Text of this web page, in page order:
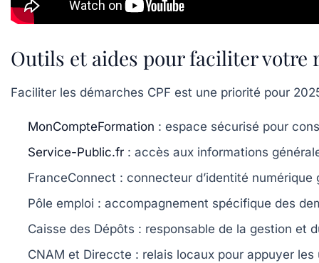
Outils et aides pour faciliter votre
Faciliter les démarches CPF est une priorité pour
MonCompteFormation : espace sécurisé pour
Service-Public.fr : accès aux informations
FranceConnect : connecteur d’identité
Pôle emploi : accompagnement spécifique des
Caisse des Dépôts : responsable de la gestion et
CNAM et Direccte : relais locaux pour appuyer